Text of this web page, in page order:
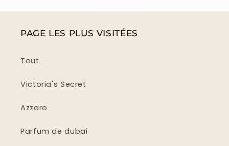
PAGE LES PLUS VISITÉES
Tout
Victoria's Secret
Azzaro
Parfum de dubai